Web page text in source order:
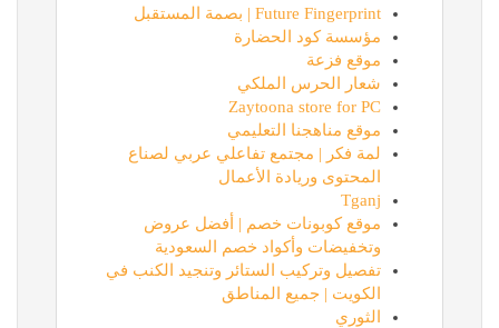
Future Fingerprint | بصمة المستقبل
مؤسسة كود الحضارة
موقع فزعة
شعار الحرس الملكي
Zaytoona store for PC
موقع مناهجنا التعليمي
لمة فكر | مجتمع تفاعلي عربي لصناع
المحتوى وريادة الأعمال
Tganj
موقع كوبونات خصم | أفضل عروض
وتخفيضات وأكواد خصم السعودية
تفصيل وتركيب الستائر وتنجيد الكنب في
الكويت | جميع المناطق
الثوري